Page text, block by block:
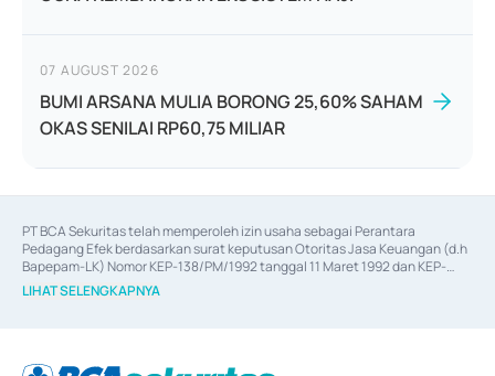
07 AUGUST 2026
BUMI ARSANA MULIA BORONG 25,60% SAHAM
OKAS SENILAI RP60,75 MILIAR
PT BCA Sekuritas telah memperoleh izin usaha sebagai Perantara
Pedagang Efek berdasarkan surat keputusan Otoritas Jasa Keuangan (d.h
Bapepam-LK) Nomor KEP-138/PM/1992 tanggal 11 Maret 1992 dan KEP-
06/D.04/2014 tanggal 28 Februari 2014, izin usaha sebagai Penjamin Emisi
Efek berdasarkan surat keputusan Otoritas Jasa Keuangan Nomor KEP-
berdasarkan surat keputusan Otoritas Jasa Keuangan Nomor S-
LIHAT SELENGKAPNYA